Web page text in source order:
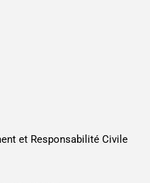
et Responsabilité Civile